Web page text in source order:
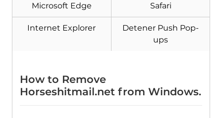
Microsoft Edge Safari
Internet Explorer
Detener Push Pop-
ups
How to Remove
Horseshitmail.net from Windows.